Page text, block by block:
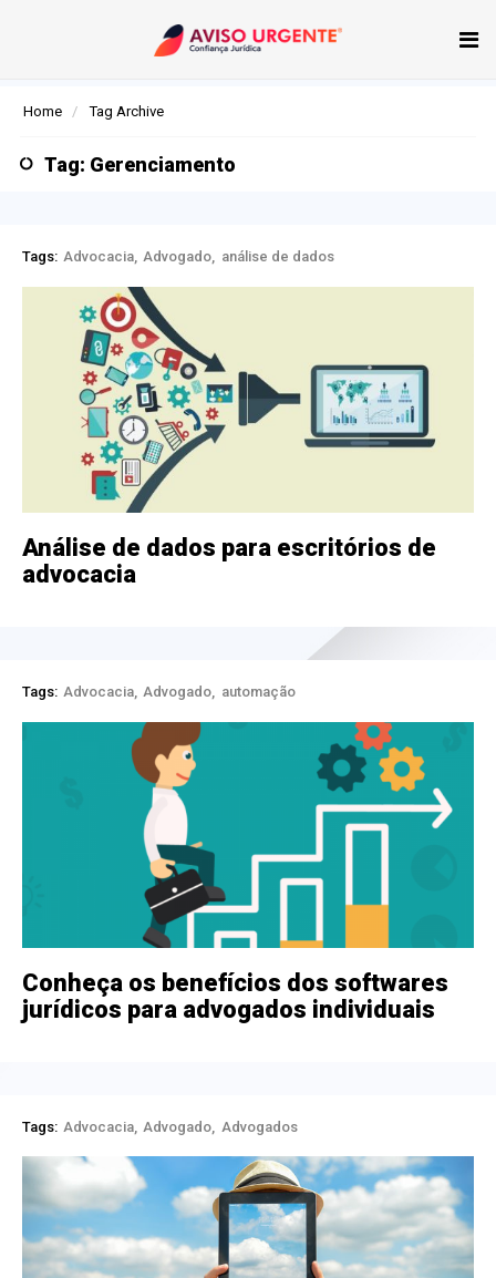
Home Tag Archive
Tag: Gerenciamento
Tags: Advocacia Advogado análise de dados
Análise de dados para escritórios de
advocacia
Tags: Advocacia Advogado automação
Conheça os benefícios dos softwares
jurídicos para advogados individuais
Tags: Advocacia Advogado Advogados